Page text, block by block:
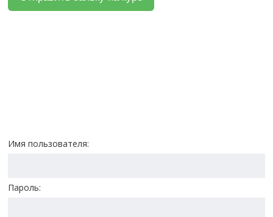
Имя пользователя:
Пароль: